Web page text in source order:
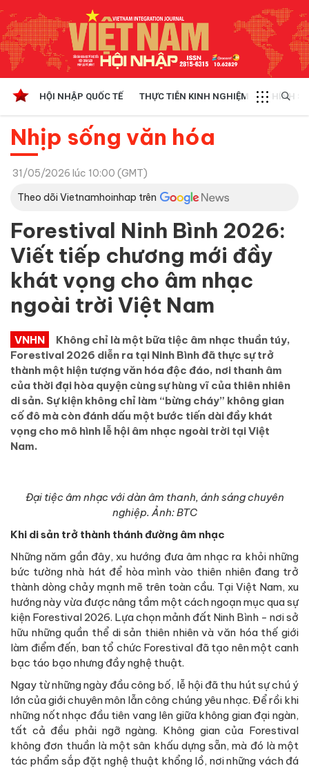
HỘI NHẬP QUỐC TẾ THỰC TIỄN KINH NGHIỆM CHÍNH
Nhịp sống văn hóa
31/05/2026 lúc 10:00 (GMT)
Theo dõi Vietnamhoinhap trên
Forestival Ninh Bình 2026:
Viết tiếp chương mới đầy
khát vọng cho âm nhạc
ngoài trời Việt Nam
VNHN
Không chỉ là một bữa tiệc âm nhạc thuần túy,
Forestival 2026 diễn ra tại Ninh Bình đã thực sự trở
thành một hiện tượng văn hóa độc đáo, nơi thanh âm
của thời đại hòa quyện cùng sự hùng vĩ của thiên nhiên
di sản. Sự kiện không chỉ làm “bừng cháy” không gian
cố đô mà còn đánh dấu một bước tiến dài đầy khát
vọng cho mô hình lễ hội âm nhạc ngoài trời tại Việt
Nam.
Đại tiệc âm nhạc với dàn âm thanh, ánh sáng chuyên
nghiệp. Ảnh: BTC
Khi di sản trở thành thánh đường âm nhạc
Những năm gần đây, xu hướng đưa âm nhạc ra khỏi những
bức tường nhà hát để hòa mình vào thiên nhiên đang trở
thành dòng chảy mạnh mẽ trên toàn cầu. Tại Việt Nam, xu
hướng này vừa được nâng tầm một cách ngoạn mục qua sự
kiện Forestival 2026. Lựa chọn mảnh đất Ninh Bình - nơi sở
hữu những quần thể di sản thiên nhiên và văn hóa thế giới
làm điểm đến, ban tổ chức Forestival đã tạo nên một canh
bạc táo bạo nhưng đầy nghệ thuật.
Ngay từ những ngày đầu công bố, lễ hội đã thu hút sự chú ý
lớn của giới chuyên môn lẫn công chúng yêu nhạc. Để rồi khi
những nốt nhạc đầu tiên vang lên giữa không gian đại ngàn,
tất cả đều phải ngỡ ngàng. Không gian của Forestival
không đơn thuần là một sân khấu dựng sẵn, mà đó là một
tác phẩm sắp đặt nghệ thuật khổng lồ, nơi những vách đá